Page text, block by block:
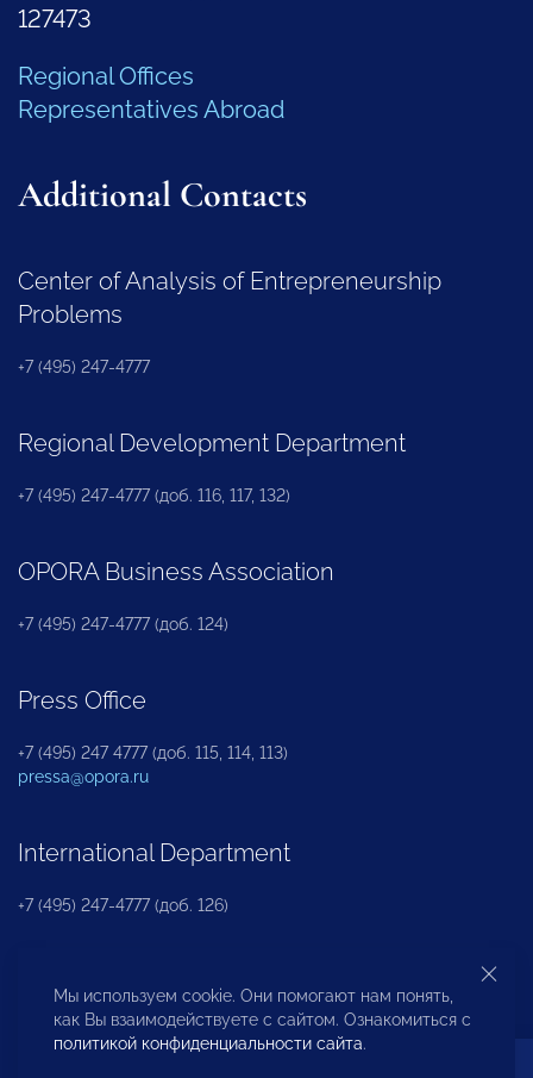
127473
Regional Offices
Representatives Abroad
Additional Contacts
Center of Analysis of Entrepreneurship
Problems
+7 (495) 247-4777
Regional Development Department
+7 (495) 247-4777 (доб. 116, 117, 132)
OPORA Business Association
+7 (495) 247-4777 (доб. 124)
Press Office
+7 (495) 247 4777 (доб. 115, 114, 113)
pressa@opora.ru
International Department
+7 (495) 247-4777 (доб. 126)
Business and Investment Rights Protection
Department
Мы используем cookie. Они помогают нам понять,
как Вы взаимодействуете с сайтом. Ознакомиться с
политикой конфиденциальности сайта.